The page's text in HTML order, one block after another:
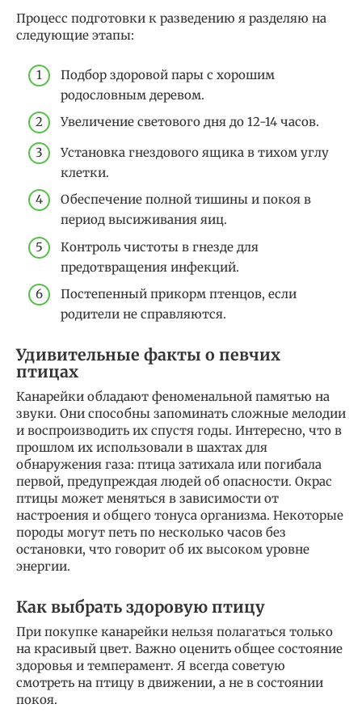
Процесс подготовки к разведению я разделяю на
следующие этапы:
Подбор здоровой пары с хорошим
родословным деревом.
Увеличение светового дня до 12-14 часов.
Установка гнездового ящика в тихом углу
клетки.
Обеспечение полной тишины и покоя в
период высиживания яиц.
Контроль чистоты в гнезде для
предотвращения инфекций.
Постепенный прикорм птенцов, если
родители не справляются.
Удивительные факты о певчих
птицах
Канарейки обладают феноменальной памятью на
звуки. Они способны запоминать сложные мелодии
и воспроизводить их спустя годы. Интересно, что в
прошлом их использовали в шахтах для
обнаружения газа: птица затихала или погибала
первой, предупреждая людей об опасности. Окрас
птицы может меняться в зависимости от
настроения и общего тонуса организма. Некоторые
породы могут петь по несколько часов без
остановки, что говорит об их высоком уровне
энергии.
Как выбрать здоровую птицу
При покупке канарейки нельзя полагаться только
на красивый цвет. Важно оценить общее состояние
здоровья и темперамент. Я всегда советую
смотреть на птицу в движении, а не в состоянии
покоя.